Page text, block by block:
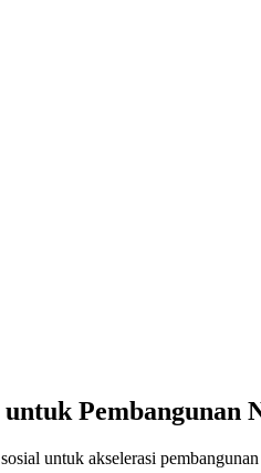
Pembangunan
untuk akselerasi